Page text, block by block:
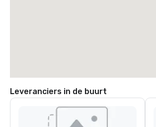
Leveranciers in de buurt